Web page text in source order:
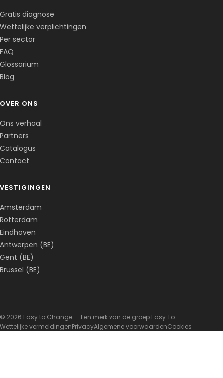
Gratis diagnose
Wettelijke verplichtingen
Per sector
FAQ
Glossarium
Blog
OVER ONS
Ons verhaal
Partners
Catalogus
Contact
VESTIGINGEN
Amsterdam
Rotterdam
Eindhoven
Antwerpen (BE)
Gent (BE)
Brussel (BE)
© 2026 Easy to Change — Een merk van de groep Easy To
Wettelijke vermeldingenPrivacyAlgemene voorwaardenCookies